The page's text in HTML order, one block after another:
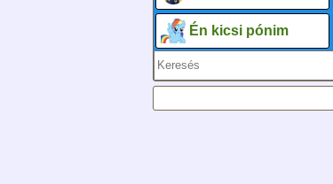
Én kicsi pónim